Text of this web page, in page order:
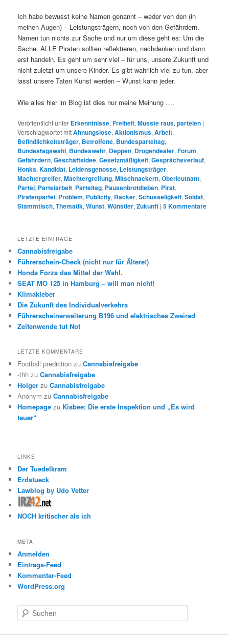
Ich habe bewusst keine Namen genannt – weder von den (in
meinen Augen) – Leistungsträgern, noch von den Gefährdern.
Namen tun nichts zur Sache und nur um diese geht es: Um die
Sache. ALLE Piraten sollten reflektieren, nachdenken und dann
erst handeln. Es geht um sehr viel – für uns, unsere Zukunft und
nicht zuletzt um unsere Kinder. Es gibt wahrlich viel zu tun, aber
lasst unsere Taten Kunst werden – Wunst kann jeder.
Wie alles hier im Blog ist dies nur meine Meinung ….
Veröffentlicht unter Erkenntnisse,Freiheit,Musste raus,parteien |
Verschlagwortet mitAhnungslose,Aktionismus,Arbeit,
Befindlichkeitsträger, Betroffene, Bundesparteitag,
Bundestagswahl, Bundeswehr, Deppen, Drogendealer,Forum,
Gefährdern,Geschäftsidee,Gesetzmäßigkeit,Gesprächsverlauf,
Honks,Kandidat, Leidensgenosse, Leistungsträger,
Machtergreifer,Machtergreifung,Mitschnackern,Oberleutnant,
Partei, Parteiarbeit, Parteitag, Pausenbrotdieben, Pirat,
Piratenpartei, Problem, Publicity, Racker,Schusseligkeit,Soldat,
Stammtisch,Thematik,Wunst,Wünstler,Zukunft |5Kommentare
LETZTE EINTRÄGE
Cannabisfreigabe
Führerschein-Check (nicht nur für Ältere!)
Honda Forza das Mittel der Wahl.
SEAT MO 125 in Hamburg – will man nicht!
Klimakleber
Die Zukunft des Individualverkehrs
Führerscheinerweiterung B196 und elektrisches Zweirad
Zeitenwende tut Not
LETZTE KOMMENTARE
Football prediction zuCannabisfreigabe
-thh zuCannabisfreigabe
Holger zuCannabisfreigabe
Anonym zuCannabisfreigabe
Homepage zu Kisbee: Die erste Inspektion und „Es wird
teuer“
LINKS
Der Tuedelkram
Erdstueck
Lawblog by Udo Vetter
NOCH kritischer als ich
META
Anmelden
Eintrags-Feed
Kommentar-Feed
WordPress.org
u